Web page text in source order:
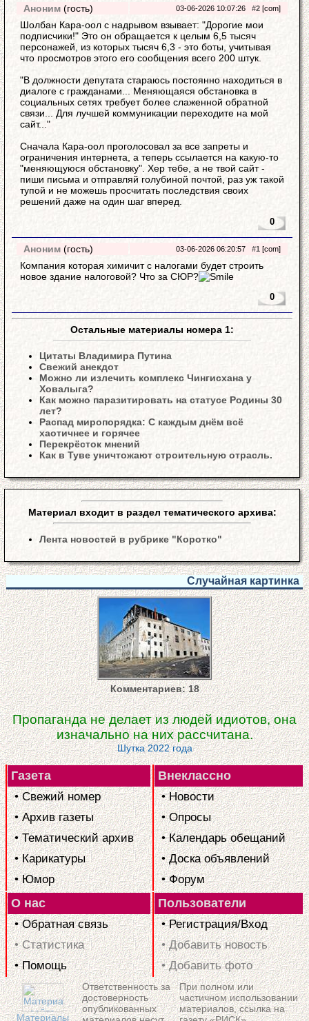
Аноним (гость) 03-06-2026 10:07:26 #2 [com]
Шолбан Кара-оол с надрывом взывает: "Дорогие мои
подписчики!" Это он обращается к целым 6,5 тысяч
персонажей, из которых тысяч 6,3 - это боты, учитывая
что просмотров этого его сообщения всего 200 штук.
"В должности депутата стараюсь постоянно находиться в
диалоге с гражданами... Меняющаяся обстановка в
социальных сетях требует более слаженной обратной
связи... Для лучшей коммуникации переходите на мой
сайт..."
Сначала Кара-оол проголосовал за все запреты и
ограничения интернета, а теперь ссылается на какую-то
"меняющуюся обстановку". Хер тебе, а не твой сайт -
пиши письма и отправляй голубиной почтой, раз уж такой
тупой и не можешь просчитать последствия своих
решений даже на один шаг вперед.
0
Аноним (гость) 03-06-2026 06:20:57 #1 [com]
Компания которая химичит с налогами будет строить
новое здание налоговой? Что за СЮР?
0
Остальные материалы номера 1:
Цитаты Владимира Путина
Свежий анекдот
Можно ли излечить комплекс Чингисхана у
Ховалыга?
Как можно паразитировать на статусе Родины 30
лет?
Распад миропорядка: С каждым днём всё
хаотичнее и горячее
Перекрёсток мнений
Как в Туве уничтожают строительную отрасль.
Материал входит в раздел тематического архива:
Лента новостей в рубрике "Коротко"
Случайная картинка
Комментариев: 18
Пропаганда не делает из людей идиотов, она
изначально на них рассчитана.
Шутка 2022 года
Газета
• Свежий номер
• Архив газеты
• Тематический архив
• Карикатуры
• Юмор
Внеклассно
• Новости
• Опросы
• Календарь обещаний
• Доска объявлений
• Форум
О нас
• Обратная связь
• Статистика
• Помощь
Пользователи
• Регистрация/Вход
• Добавить новость
• Добавить фото
Материалы
Ответственность за
достоверность
опубликованных
При полном или
частичном использовании
материалов, ссылка на